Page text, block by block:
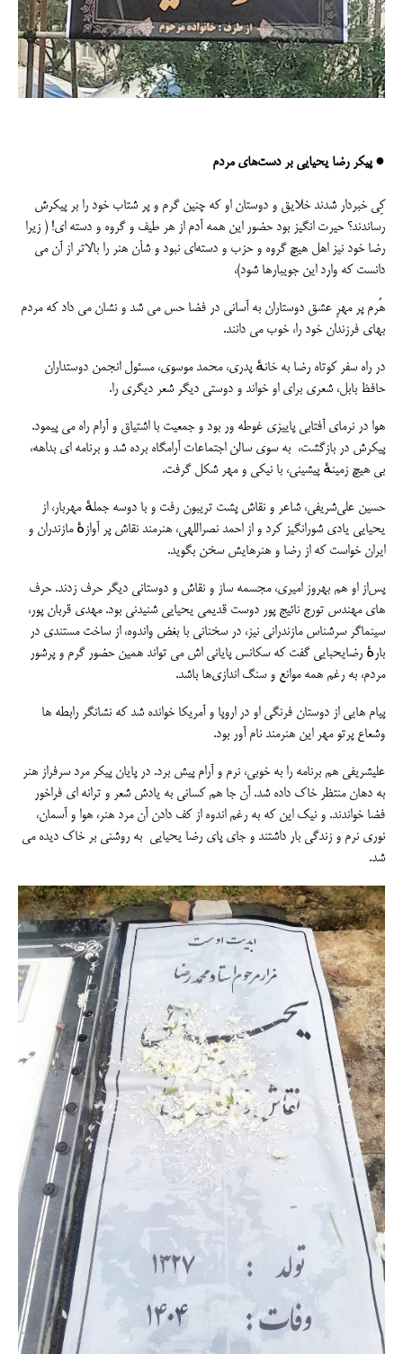
● پیکر رضا یحیایی بر دست‌های مردم
کِی خبردار شدند خلایق و دوستان او که چنین گرم و پر شتاب خود را بر پیکرش
رساندند؟ حیرت انگیز بود حضور این همه آدم از هر طیف و گروه و دسته ای! ( زیرا
رضا خود نیز اهل هیچ گروه و حزب و دسته‌ای نبود و شأن هنر را بالاتر از آن می
دانست که وارد این جویبارها شود)،
هُرم پر مهرِ عشق دوستاران به آسانی در فضا حس می شد و نشان می داد که مردم
بهای فرزندان خود را، خوب می دانند.
در راه سفر کوتاه رضا به خانهٔ پدری، محمد موسوی، مسئول انجمن دوستداران
حافظ بابل، شعری برای او خواند و دوستی دیگر شعر دیگری را.
هوا در نرمای آفتابی پاییزی غوطه ور بود و جمعیت با اشتیاق و آرام راه می پیمود.
پیکرش در بازگشت، به سوی سالن اجتماعات آرامگاه برده شد و برنامه ای بداهه،
بی هیچ زمینهٔ پیشینی، با نیکی و مهر شکل گرفت.
حسین علی‌شریفی، شاعر و نقاش پشت تریبون رفت و با دوسه جملهٔ مهربار، از
یحیایی یادی شورانگیز کرد و از احمد نصراللهی، هنرمند نقاش پر آوازهٔ مازندران و
ایران خواست که از رضا و هنرهایش سخن بگوید.
پس‌از او هم بهروز امیری، مجسمه ساز و نقاش و دوستانی دیگر حرف زدند. حرف
های مهندس تورج نائیج پور دوست قدیمی یحیایی شنیدنی بود. مهدی قربان پور،
سینماگر سرشناس مازندرانی نیز، در سخنانی با بغض واندوه، از ساخت مستندی در
بارهٔ رضایحبایی گفت که سکانس پایانی اش می تواند همین حضور گرم و پرشور
مردم، به رغم همه موانع و سنگ اندازی‌ها باشد.
پیام هایی از دوستان فرنگی او در اروپا و آمریکا خوانده شد که نشانگر رابطه ها
وشعاع پرتو مهر این هنرمند نام آور بود.
علیشریفی هم برنامه را به خوبی، نرم و آرام پیش برد. در پایان پیکر مرد سرفراز هنر
به دهان منتظر خاک داده شد. آن جا هم کسانی به یادش شعر و ترانه ای فراخور
فضا خواندند. و نیک این که به رغم اندوه از کف دادن آن مرد هنر، هوا و آسمان،
نوری نرم و زندگی بار داشتند و جای پای رضا یحیایی به روشنی بر خاک دیده می
شد.